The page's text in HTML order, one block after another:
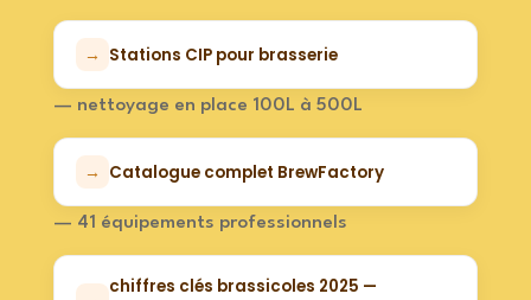
Stations CIP pour brasserie
— nettoyage en place 100L à 500L
Catalogue complet BrewFactory
— 41 équipements professionnels
chiffres clés brassicoles 2025 —